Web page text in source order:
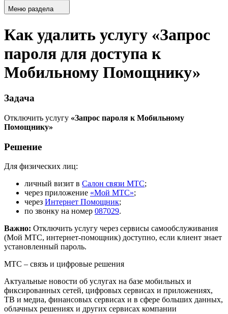
Меню раздела
Как удалить услугу «Запрос
пароля для доступа к
Мобильному Помощнику»
Задача
Отключить услугу «Запрос пароля к Мобильному
Помощнику»
Решение
Для физических лиц:
личный визит в Салон связи МТС;
через приложение «Мой МТС»;
через Интернет Помощник;
по звонку на номер 087029.
Важно: Отключить услугу через сервисы самообслуживания
(Мой МТС, интернет-помощник) доступно, если клиент знает
установленный пароль.
МТС – связь и цифровые решения
Актуальные новости об услугах на базе мобильных и
фиксированных сетей, цифровых сервисах и приложениях,
ТВ и медиа, финансовых сервисах и в сфере больших данных,
облачных решениях и других сервисах компании